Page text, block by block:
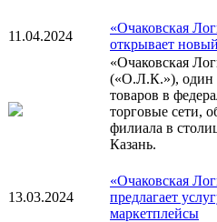
11.04.2024
«Очаковская
открывает
«Очаковская
(«О.Л.К.»), один
товаров в
торговые сети,
филиала в
Казань.
13.03.2024
«Очаковская
предлагает
маркетплейсы